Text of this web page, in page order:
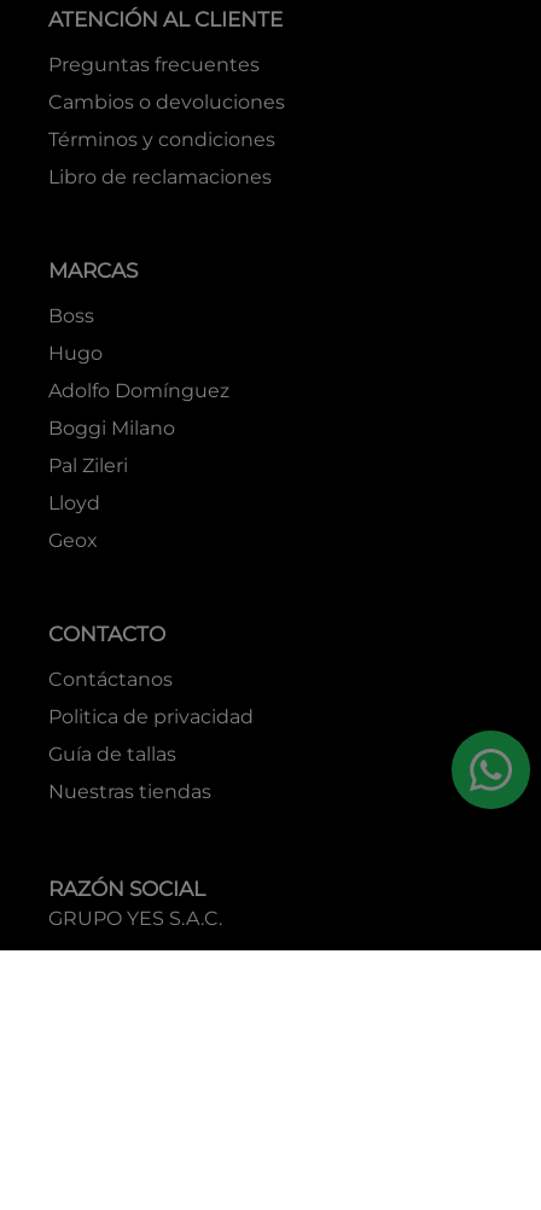
ATENCIÓN AL CLIENTE
Preguntas frecuentes
Cambios o devoluciones
Términos y condiciones
Libro de reclamaciones
MARCAS
Boss
Hugo
Adolfo Domínguez
Boggi Milano
Pal Zileri
Lloyd
Geox
CONTACTO
Contáctanos
Politica de privacidad
Guía de tallas
Nuestras tiendas
RAZÓN SOCIAL
GRUPO YES S.A.C.